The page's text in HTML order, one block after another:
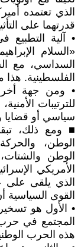
الذي تعتمده
قدرتهما على
• آلية التطبيع
«السلام
السداسي، مع
الفلسطينية.
• ومن جهة
للترتيبات
سياسي أو قضايا
■ ومع ذلك،
الوطن،
الوطن
الأمريكي
الذي يلقى على
القوى
• الأول هو
المجتمع في
هذه الحرب